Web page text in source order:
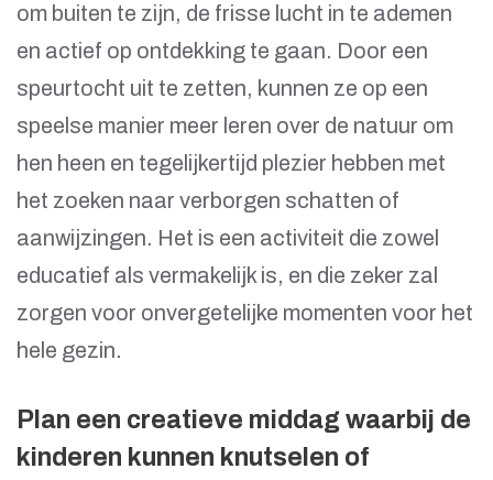
om buiten te zijn, de frisse lucht in te ademen
en actief op ontdekking te gaan. Door een
speurtocht uit te zetten, kunnen ze op een
speelse manier meer leren over de natuur om
hen heen en tegelijkertijd plezier hebben met
het zoeken naar verborgen schatten of
aanwijzingen. Het is een activiteit die zowel
educatief als vermakelijk is, en die zeker zal
zorgen voor onvergetelijke momenten voor het
hele gezin.
Plan een creatieve middag waarbij de
kinderen kunnen knutselen of